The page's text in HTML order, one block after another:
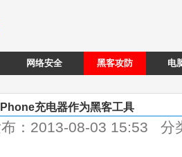
网络安全 黑客攻防 电
充电器作为黑客工具
：2013-08-03 15:53 分